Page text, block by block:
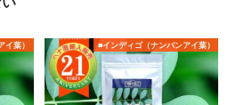
葉） ■インディゴ（ナンバンアイ葉）